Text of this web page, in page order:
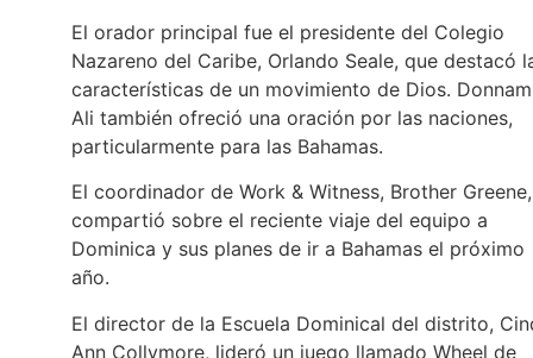
El orador principal fue el presidente del Colegio
Nazareno del Caribe, Orlando Seale, que destacó
características de un movimiento de Dios.
Ali también ofreció una oración por las naciones,
particularmente para las Bahamas.
El coordinador de Work & Witness, Brother Greene,
compartió sobre el reciente viaje del equipo a
Dominica y sus planes de ir a Bahamas el próximo
año.
El director de la Escuela Dominical del distrito,
Ann Collymore, lideró un juego llamado Wheel de